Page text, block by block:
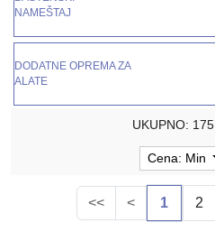
NAMEŠTAJ
DODATNE OPREMA ZA
ALATE
UKUPNO: 175
Cena: Min
<< < 1 2